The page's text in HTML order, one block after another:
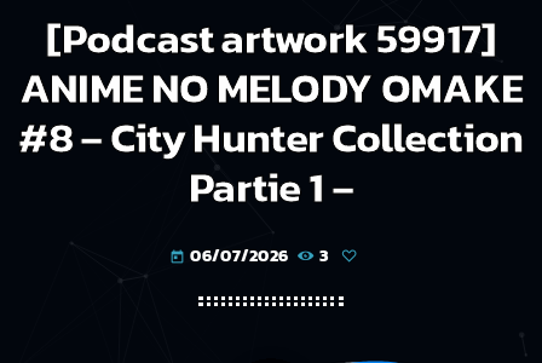
[Podcast artwork 59917]
ANIME NO MELODY OMAKE
#8 – City Hunter Collection
Partie 1 –
today 06/07/2026 3